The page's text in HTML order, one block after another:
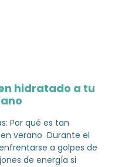
hidratado a tu
Por qué es tan
verano Durante el
a golpes de
de energía si